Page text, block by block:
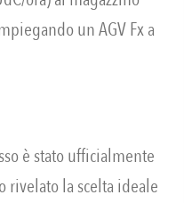
un AGV Fx a
è stato ufficialmente
rivelato la scelta ideale